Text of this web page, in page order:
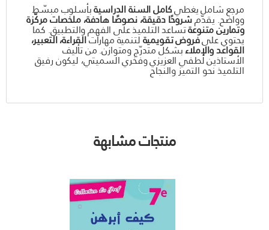
مرجع شامل يغطيكامل السنة الدراسيةبأسلوب مبسّط
وواضح. يقدّمشروحًا دقيقة، نصوصًا هادفة، ملخصات مركّزة
وتمارين متنوعةتساعد التلميذ على الفهم والتطبيق. كما
يحتوي علىفروض تقويميةلتنمية مهاراتالقراءة، التعبير،
القواعد والإملاءبشكل متدرّج ومتوازن. من تأليف
الأستاذين لطفي العزيزي وفخري السميتي، ليكون رفيق
التلميذ نحو التميز والنجاح
منتجات مشابهة